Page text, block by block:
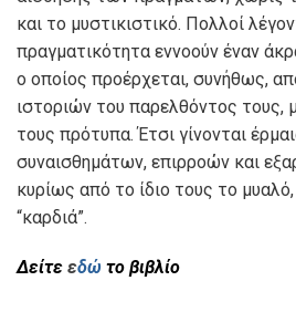
και το μυστικιστικό. Πολλοί
πραγματικότητα εννοούν έναν
ο οποίος προέρχεται, συνήθως,
ιστοριών του παρελθόντος τους,
τους πρότυπα. Έτσι γίνονται
συναισθημάτων, επιρροών και
κυρίως από το ίδιο τους το
“καρδιά”.
Δείτε εδώ το βιβλίο